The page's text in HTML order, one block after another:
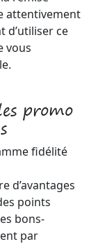
attentivement
d’utiliser ce
vous
promo
fidélité
d’avantages
points
bons-
par